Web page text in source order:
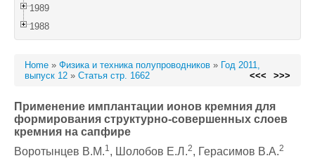
1989
1988
Home » Физика и техника полупроводников » Год 2011,
выпуск 12 » Статья стр. 1662 <<< >>>
Применение имплантации ионов кремния для
формирования структурно-совершенных слоев
кремния на сапфире
Воротынцев В.М.1, Шолобов Е.Л.2, Герасимов В.А.2